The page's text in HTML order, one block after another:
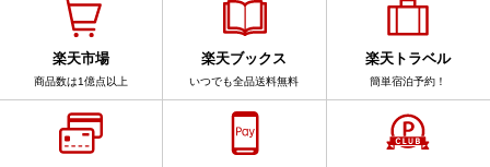
楽天市場
商品数は1億点以上
楽天ブックス
いつでも全品送料無料
楽天トラベル
簡単宿泊予約！